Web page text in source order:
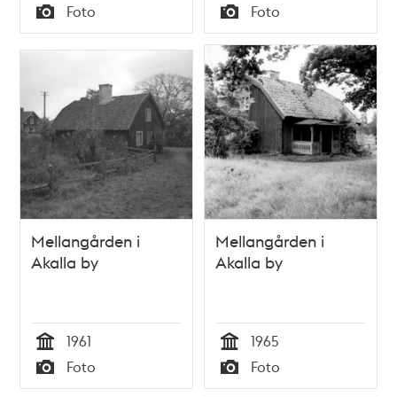
Tid
Typ
Foto Tid
Typ
Foto
Mellangården i
Akalla by
Tid
1961
Typ
Foto
Mellangården i
Akalla by
Tid
1965
Typ
Foto